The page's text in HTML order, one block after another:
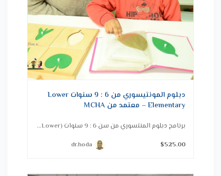
دبلوم المونتيسوري من 6 : 9 سنوات Lower
Elementary – معتمد من MCHA
برنامج دبلوم المنتسوري من سن 6 : 9 سنوات (Lower...
$525.00
dr.hoda